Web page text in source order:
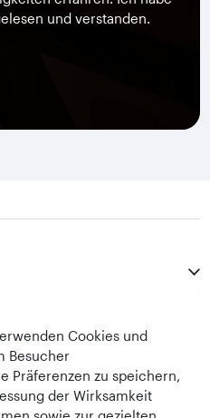
und verstanden.
Cookies und
Besucher
Präferenzen zu speichern,
der Wirksamkeit